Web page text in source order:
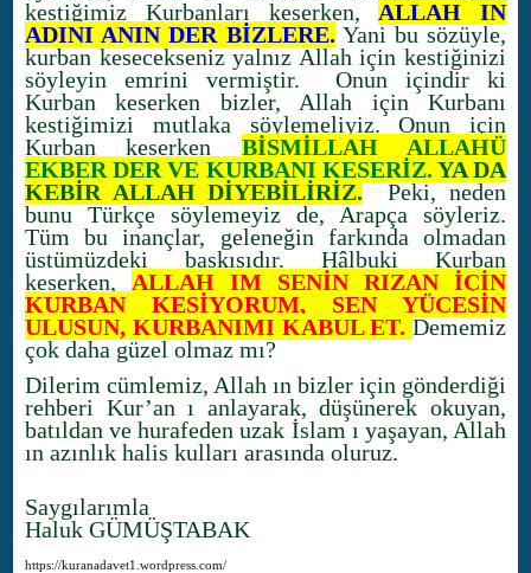
kestiğimiz Kurbanları keserken, ALLAH IN
ADINI ANIN DER BİZLERE. Yani bu sözüyle,
kurban kesecekseniz yalnız Allah için kestiğinizi
söyleyin emrini vermiştir. Onun içindir ki
Kurban keserken bizler, Allah için Kurbanı
kestiğimizi mutlaka söylemeliyiz. Onun için
Kurban keserken BİSMİLLAH ALLAHÜ
EKBER DER VE KURBANI KESERİZ. YA DA
KEBİR ALLAH DİYEBİLİRİZ. Peki, neden
bunu Türkçe söylemeyiz de, Arapça söyleriz.
Tüm bu inançlar, geleneğin farkında olmadan
üstümüzdeki baskısıdır. Hâlbuki Kurban
keserken, ALLAH IM SENİN RIZAN İÇİN
KURBAN KESİYORUM, SEN YÜCESİN
ULUSUN, KURBANIMI KABUL ET. Dememiz
çok daha güzel olmaz mı?
Dilerim cümlemiz, Allah ın bizler için gönderdiği
rehberi Kur’an ı anlayarak, düşünerek okuyan,
batıldan ve hurafeden uzak İslam ı yaşayan, Allah
ın azınlık halis kulları arasında oluruz.
Saygılarımla
Haluk GÜMÜŞTABAK
https://kuranadavet1.wordpress.com/